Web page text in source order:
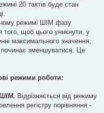
20 тактів буде стан
режимі ШІМ фазу
того, щоб цього уникнути, у
максимального значення,
починає зменшуватися. Це
режими роботи:
Відрізняється від режиму
регістру порівняння -